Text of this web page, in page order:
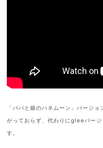
「パパと娘のハネムーン」バージ
がっておらず、代わりにgleeバー
す。